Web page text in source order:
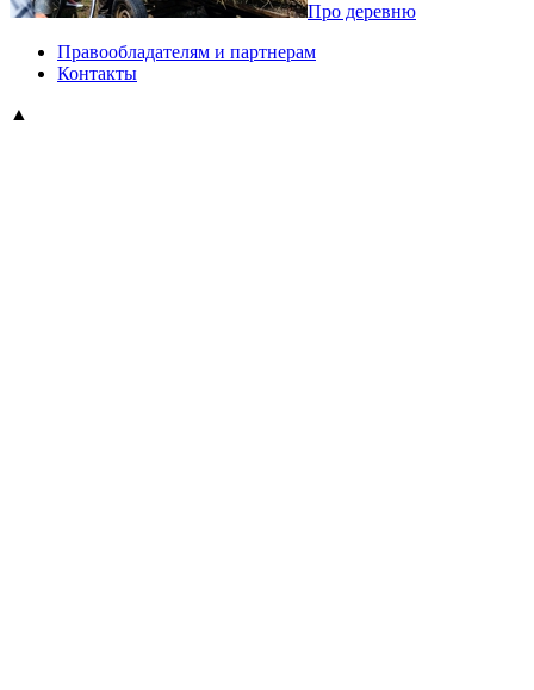
Про деревню
Правообладателям и партнерам
Контакты
▲